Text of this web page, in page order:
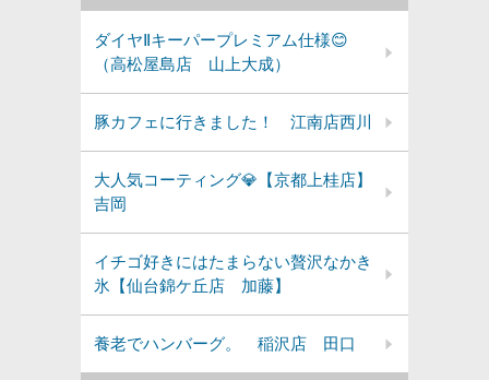
ダイヤⅡキーパープレミアム仕様😊
（高松屋島店 山上大成）
豚カフェに行きました！ 江南店西川
大人気コーティング💎【京都上桂店】
吉岡
イチゴ好きにはたまらない贅沢なかき
氷【仙台錦ケ丘店 加藤】
養老でハンバーグ。 稲沢店 田口